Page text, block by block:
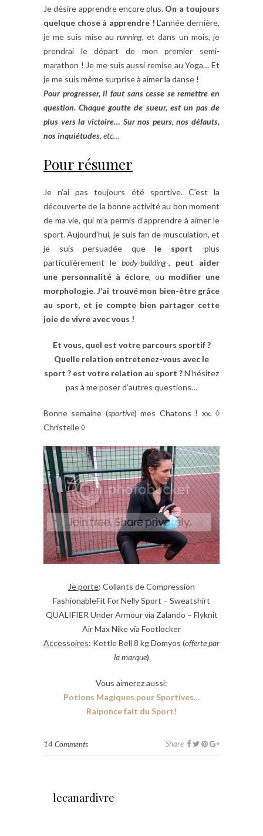
Je désire apprendre encore plus. On a toujours
quelque chose à apprendre ! L’année dernière,
je me suis mise au running, et dans un mois, je
prendrai le départ de mon premier semi-
marathon ! Je me suis aussi remise au Yoga… Et
je me suis même surprise à aimer la danse !
Pour progresser, il faut sans cesse se remettre en
question. Chaque goutte de sueur, est un pas de
plus vers la victoire… Sur nos peurs, nos défauts,
nos inquiétudes, etc…
Pour résumer
Je n’ai pas toujours été sportive. C’est la
découverte de la bonne activité au bon moment
de ma vie, qui m’a permis d’apprendre à aimer le
sport. Aujourd’hui, je suis fan de musculation, et
je suis persuadée que le sport -plus
particulièrement le body-building-, peut aider
une personnalité à éclore, ou modifier une
morphologie.J’ai trouvé mon bien-être grâce
au sport, et je compte bien partager cette
joie de vivre avec vous !
Et vous, quel est votre parcours sportif ?
Quelle relation entretenez-vous avec le
sport ? est votre relation au sport ?N’hésitez
pas à me poser d’autres questions…
Bonne semaine (sportive) mes Chatons ! xx. ◊
Christelle ◊
Je porte: Collants de Compression
FashionableFit For Nelly Sport – Sweatshirt
QUALIFIER Under Armour via Zalando – Flyknit
Air Max Nike via Footlocker
Accessoires: Kettle Bell 8 kg Domyos (offerte par
la marque)
Vous aimerez aussi:
Potions Magiques pour Sportives…
Raiponce fait du Sport!
14 Comments Share
lecanardivre